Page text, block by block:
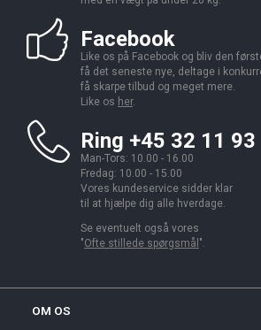
Facebook
Like os på Facebook og bliv den
få det seneste nye, deltage i
få skarpe tilbud og meget mere.
Like os her.
Ring +45 32 11 93
Man-Tors: 10.00 - 16.00
Fredag: 10.00 - 15.00
Vores kundeservice sidder klar
til at hjælpe dig alle hverdage.
Se eventuelt også vores
"Ofte stillede spørgsmål ".
OM OS